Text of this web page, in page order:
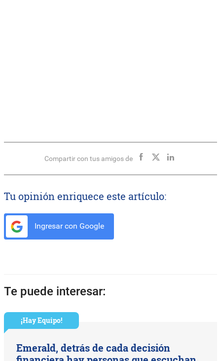
Compartir con tus amigos de
Tu opinión enriquece este artículo:
Ingresar con Google
Te puede interesar:
¡Hay Equipo!
Emerald, detrás de cada decisión